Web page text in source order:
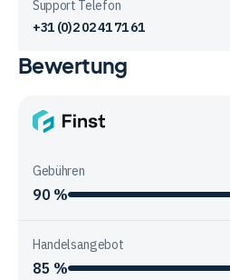
Support Telefon
+31 (0)2 02 41 71 61
Vergleichstabelle
Unternehmensstruktur
der
Bewertung
Gebühren
90 %
Handelsangebot
85 %